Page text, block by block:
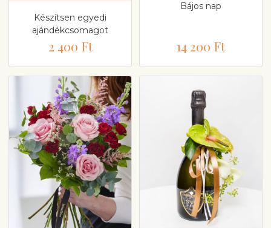
Készítsen egyedi
ajándékcsomagot
2 400 Ft
Bájos nap
14 200 Ft